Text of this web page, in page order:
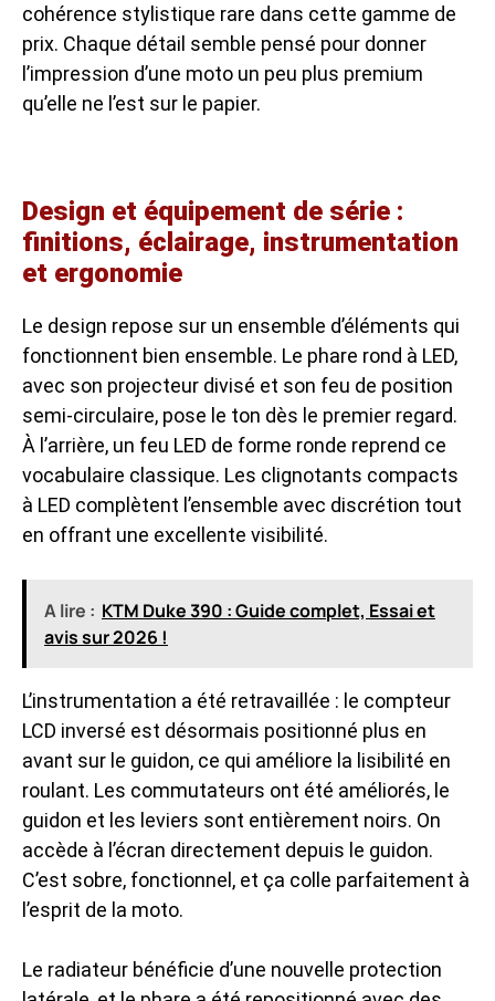
cohérence stylistique rare dans cette gamme de
prix. Chaque détail semble pensé pour donner
l’impression d’une moto un peu plus premium
qu’elle ne l’est sur le papier.
Design et équipement de série :
finitions, éclairage, instrumentation
et ergonomie
Le design repose sur un ensemble d’éléments qui
fonctionnent bien ensemble. Le phare rond à LED,
avec son projecteur divisé et son feu de position
semi-circulaire, pose le ton dès le premier regard.
À l’arrière, un feu LED de forme ronde reprend ce
vocabulaire classique. Les clignotants compacts
à LED complètent l’ensemble avec discrétion tout
en offrant une excellente visibilité.
A lire : KTM Duke 390 : Guide complet, Essai et
avis sur 2026 !
L’instrumentation a été retravaillée : le compteur
LCD inversé est désormais positionné plus en
avant sur le guidon, ce qui améliore la lisibilité en
roulant. Les commutateurs ont été améliorés, le
guidon et les leviers sont entièrement noirs. On
accède à l’écran directement depuis le guidon.
C’est sobre, fonctionnel, et ça colle parfaitement à
l’esprit de la moto.
Le radiateur bénéficie d’une nouvelle protection